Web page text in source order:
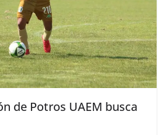
de Potros UAEM busca